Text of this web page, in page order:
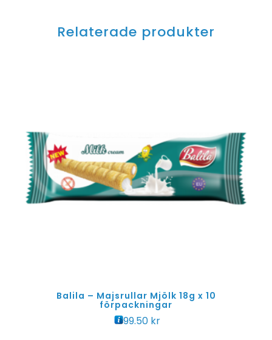
Relaterade produkter
Balila – Majsrullar Mjölk 18g x 10
förpackningar
99.50 kr